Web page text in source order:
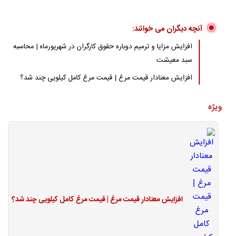
آنچه دیگران می خوانند:
افزایش مزایا و ترمیم دوباره حقوق کارگران در شهریورماه | محاسبه
سبد معیشت
افزایش معنادار قیمت مرغ | قیمت مرغ کامل کیلویی چند شد؟
ویژه
افزایش معنادار قیمت مرغ | قیمت مرغ کامل کیلویی چند شد؟